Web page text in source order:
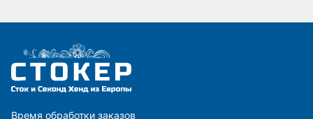
Время обработки заказов